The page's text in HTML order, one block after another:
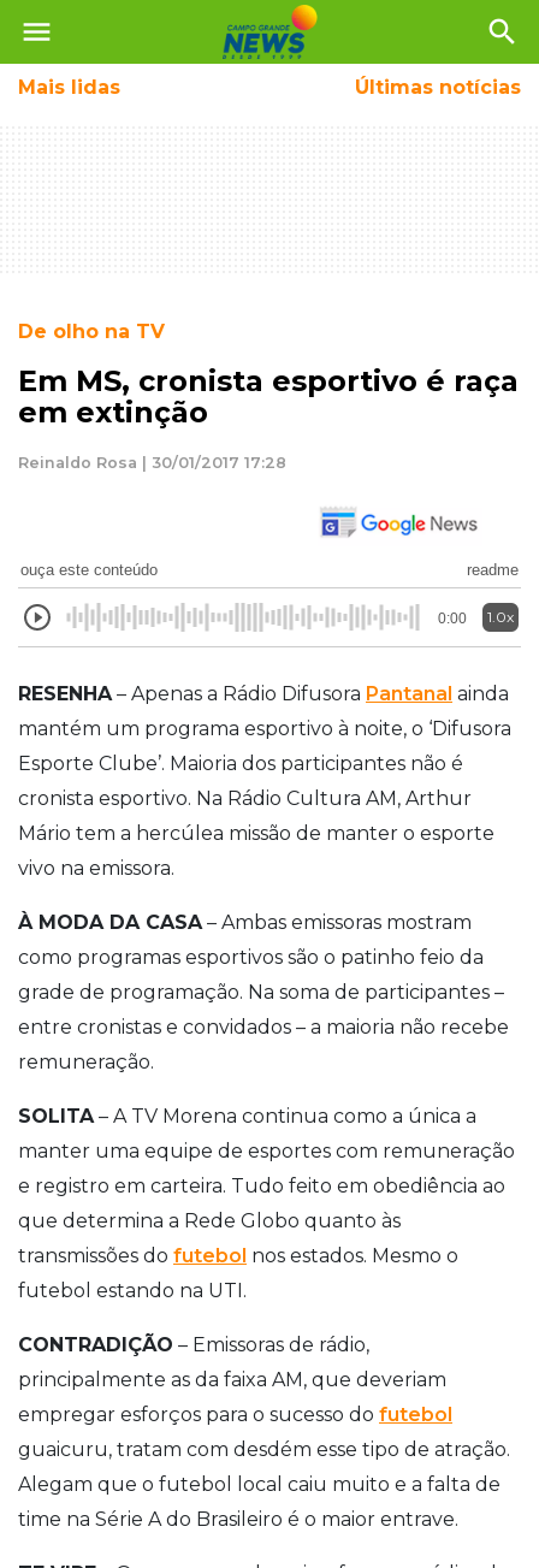
menu search
Mais lidas Últimas notícias
De olho na TV
Em MS, cronista esportivo é raça
em extinção
Reinaldo Rosa | 30/01/2017 17:28
ouça este conteúdo readme
0:00 1.0x
RESENHA – Apenas a Rádio Difusora Pantanal ainda
mantém um programa esportivo à noite, o ‘Difusora
Esporte Clube’. Maioria dos participantes não é
cronista esportivo. Na Rádio Cultura AM, Arthur
Mário tem a hercúlea missão de manter o esporte
vivo na emissora.
À MODA DA CASA – Ambas emissoras mostram
como programas esportivos são o patinho feio da
grade de programação. Na soma de participantes –
entre cronistas e convidados – a maioria não recebe
remuneração.
SOLITA – A TV Morena continua como a única a
manter uma equipe de esportes com remuneração
e registro em carteira. Tudo feito em obediência ao
que determina a Rede Globo quanto às
transmissões do futebol nos estados. Mesmo o
futebol estando na UTI.
CONTRADIÇÃO – Emissoras de rádio,
principalmente as da faixa AM, que deveriam
empregar esforços para o sucesso do futebol
guaicuru, tratam com desdém esse tipo de atração.
Alegam que o futebol local caiu muito e a falta de
time na Série A do Brasileiro é o maior entrave.